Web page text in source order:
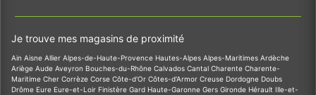
Je trouve mes magasins de proximité
Ain Aisne Allier Alpes-de-Haute-Provence Hautes-Alpes Alpes-Maritimes Ardèche
Ariège Aude Aveyron Bouches-du-Rhône Calvados Cantal Charente Charente-
Maritime Cher Corrèze Corse Côte-d'Or Côtes-d'Armor Creuse Dordogne Doubs
Drôme Eure Eure-et-Loir Finistère Gard Haute-Garonne Gers Gironde Hérault Ille-et-